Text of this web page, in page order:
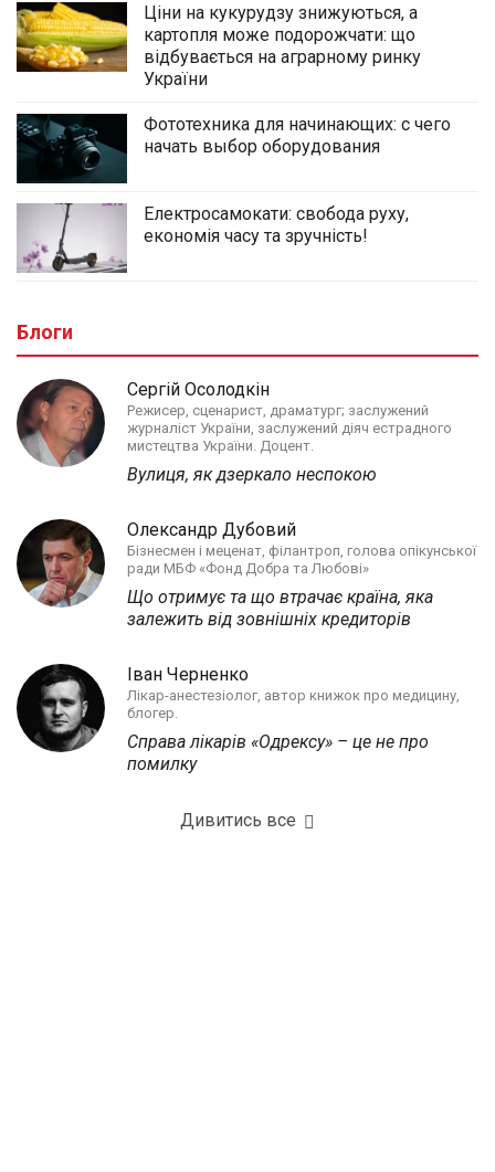
Ціни на кукурудзу знижуються, а
картопля може подорожчати: що
відбувається на аграрному ринку
України
Фототехника для начинающих: с чего
начать выбор оборудования
Електросамокати: свобода руху,
економія часу та зручність!
Блоги
Сергій Осолодкін
Режисер, сценарист, драматург; заслужений
журналіст України, заслужений діяч естрадного
мистецтва України. Доцент.
Вулиця, як дзеркало неспокою
Олександр Дубовий
Бізнесмен і меценат, філантроп, голова опікунської
ради МБФ «Фонд Добра та Любові»
Що отримує та що втрачає країна, яка
залежить від зовнішніх кредиторів
Іван Черненко
Лікар-анестезіолог, автор книжок про медицину,
блогер.
Справа лікарів «Одрексу» – це не про
помилку
Дивитись все